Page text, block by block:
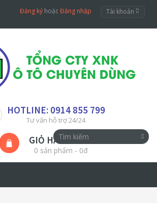
Đăng ký hoặcĐăng nhập Tài khoản
HOTLINE: 0914 855 799
Tư vấn hỗ trợ 24/24
GIỎ HÀNG
0 sản phẩm - 0đ